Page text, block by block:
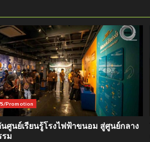
Promotion
นศูนย์เรียนรู้โรงไฟฟ้าขนอม สู่ศูนย์กลาง
รม